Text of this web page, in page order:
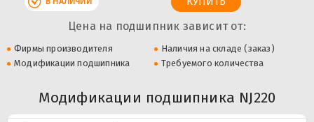
Цена на подшипник зависит от:
Фирмы производителя
Наличия на складе (заказ)
Модификации подшипника
Требуемого количества
Модификации подшипника NJ220